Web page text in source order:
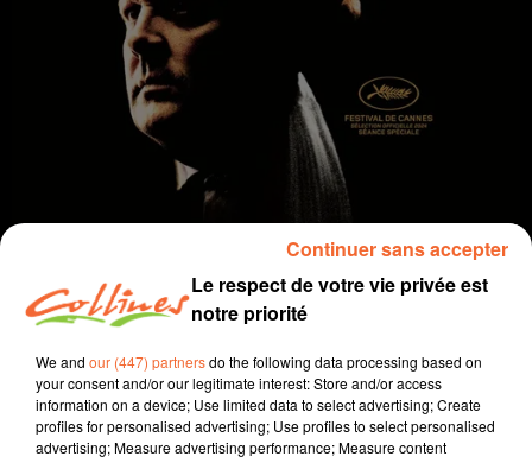
coup de coeur cinéma
Le respect de votre vie privée est
notre priorité
We and our (447) partnersdo the following data processing based on
your consent and/or our legitimate interest: Store and/or access
information on a device; Use limited data to select advertising; Create
profiles for personalised advertising; Use profiles to select personalised
advertising; Measure advertising performance; Measure content
Continuer sans accepter